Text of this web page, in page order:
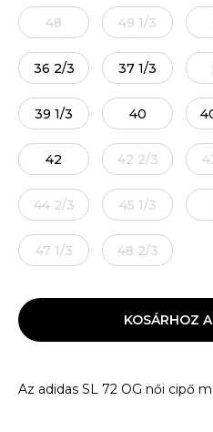
48 49 1/3
36 2/3 37 1/3
39 1/3 40
42 42 2/3
44 2/3 45 1/3
47 1/3 48 2/3
KOSÁRHOZ
Az adidas SL 72 OG női cipő